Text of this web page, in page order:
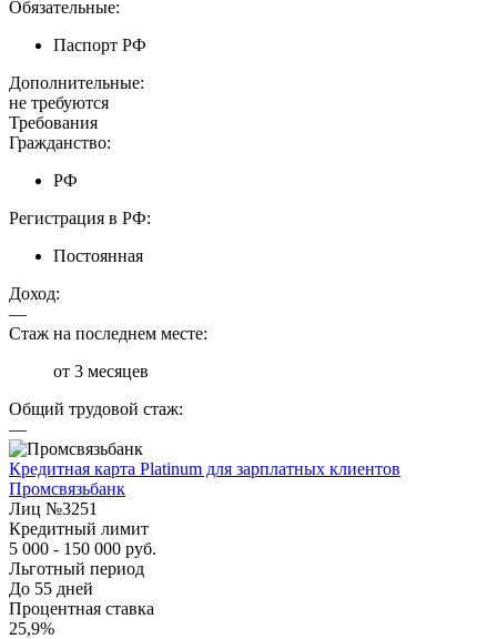
Обязательные:
Паспорт РФ
Дополнительные:
не требуются
Требования
Гражданство:
РФ
Регистрация в РФ:
Постоянная
Доход:
—
Стаж на последнем месте:
от 3 месяцев
Общий трудовой стаж:
—
Кредитная карта Platinum для зарплатных клиентов
Промсвязьбанк
Лиц №3251
Кредитный лимит
5 000 - 150 000 руб.
Льготный период
До 55 дней
Процентная ставка
25,9%